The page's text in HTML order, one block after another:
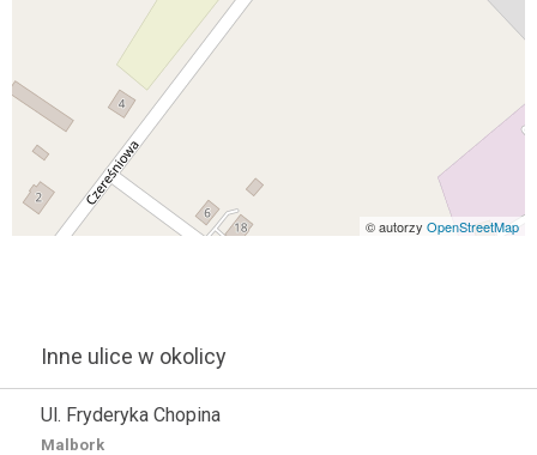
© autorzy OpenStreetMap
Inne ulice w okolicy
Ul. Fryderyka Chopina
Malbork